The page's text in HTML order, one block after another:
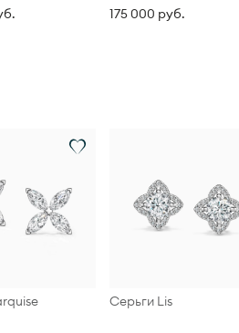
175 000 руб.
Серьги Lis